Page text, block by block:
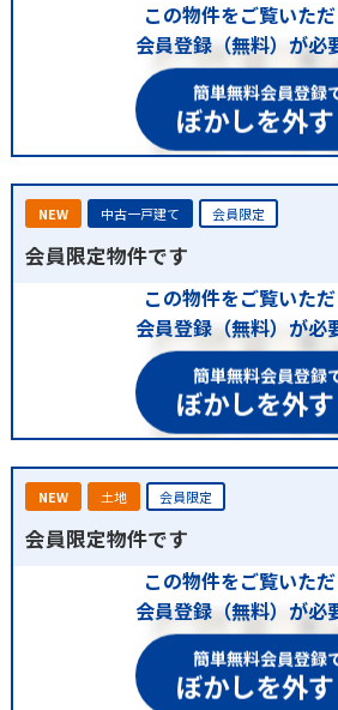
この物件をご覧いた
会員登録（無料）が必
簡単無料会員登録
ぼかしを外す
NEW 中古一戸建て 会員限定
会員限定物件です
この物件をご覧いた
会員登録（無料）が必
簡単無料会員登録
ぼかしを外す
NEW 土地 会員限定
会員限定物件です
この物件をご覧いた
会員登録（無料）が必
簡単無料会員登録
ぼかしを外す